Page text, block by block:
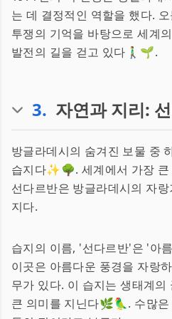
는 데 결정적인 역할을 했다.
투쟁의 기억을 바탕으로 세계
발전의 길을 걷고 있다🚶‍♂️🌱.
3. 자연과 지리:
방글라데시의 숨겨진 보물 중
습지다✨🌳. 세계에서 가장
선다르반은 방글라데시의 자
지다.
습지의 이름, '선다르반'은 '아
이곳은 아름다운 풍경을 자랑
무가 있다. 이 습지는 생태계
큰 의미를 지닌다🌿🦜. 수많